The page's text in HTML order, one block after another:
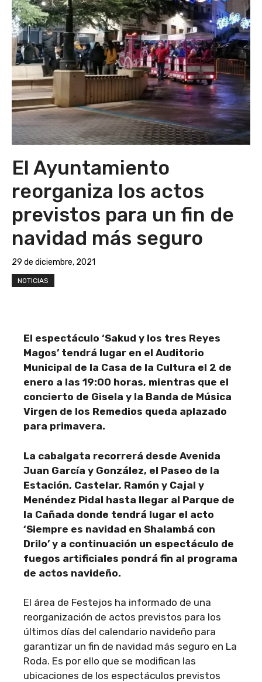
El Ayuntamiento
reorganiza los actos
previstos para un fin de
navidad más seguro
29 de diciembre, 2021
NOTICIAS
El espectáculo ‘Sakud y los tres Reyes
Magos’ tendrá lugar en el Auditorio
Municipal de la Casa de la Cultura el 2 de
enero a las 19:00 horas, mientras que el
concierto de Gisela y la Banda de Música
Virgen de los Remedios queda aplazado
para primavera.
La cabalgata recorrerá desde Avenida
Juan García y González, el Paseo de la
Estación, Castelar, Ramón y Cajal y
Menéndez Pidal hasta llegar al Parque de
la Cañada donde tendrá lugar el acto
‘Siempre es navidad en Shalambá con
Drilo’ y a continuación un espectáculo de
fuegos artificiales pondrá fin al programa
de actos navideño.
El área de Festejos ha informado de una
reorganización de actos previstos para los
últimos días del calendario navideño para
garantizar un fin de navidad más seguro en La
Roda. Es por ello que se modifican las
ubicaciones de los espectáculos previstos